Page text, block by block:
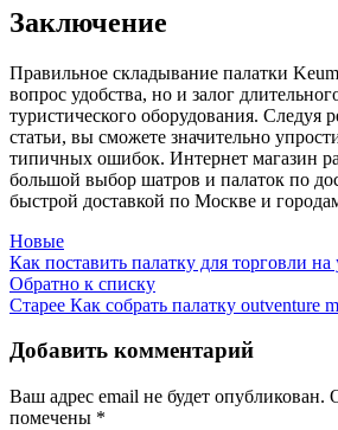
Заключение
Правильное складывание палатки
вопрос удобства, но и залог
туристического оборудования. Следуя
статьи, вы сможете значительно
типичных ошибок. Интернет магазин
большой выбор шатров и палаток по
быстрой доставкой по Москве и
Новые
Как поставить палатку для торговли на
Обратно к списку
Старее Как собрать палатку outventure
Добавить комментарий
Ваш адрес email не будет опубликован.
помечены *